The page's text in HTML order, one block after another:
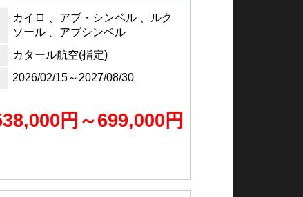
カイロ 、アブ・シンベル 、ルク
ソール 、アブシンベル
カタール航空(指定)
2026/02/15～2027/08/30
円～699,000円